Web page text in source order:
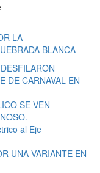
LA
BLANCA
DE CARNAVAL EN
SE VEN
al Eje
UNA VARIANTE EN